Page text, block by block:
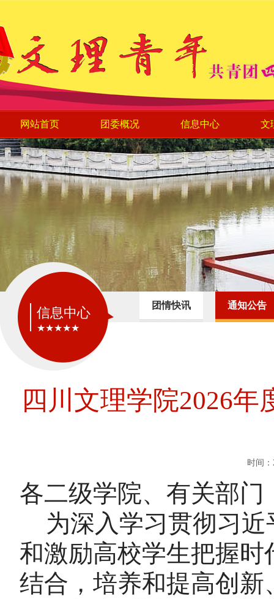
网站首页 团委概况 信息中心 文
信息中心
★★★★★
团情快讯 通知公告
四川文理学院2026
时间
各二级学院、有关部门
为深入学习贯彻习
和激励高校学生把握
结合，培养和提高创